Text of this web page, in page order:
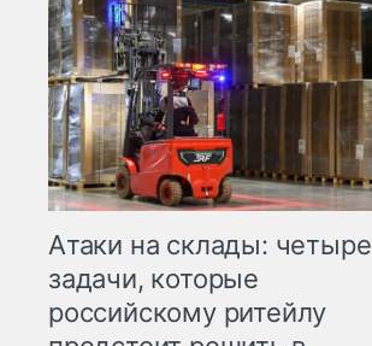
Атаки на склады: четыре
задачи, которые
российскому ритейлу